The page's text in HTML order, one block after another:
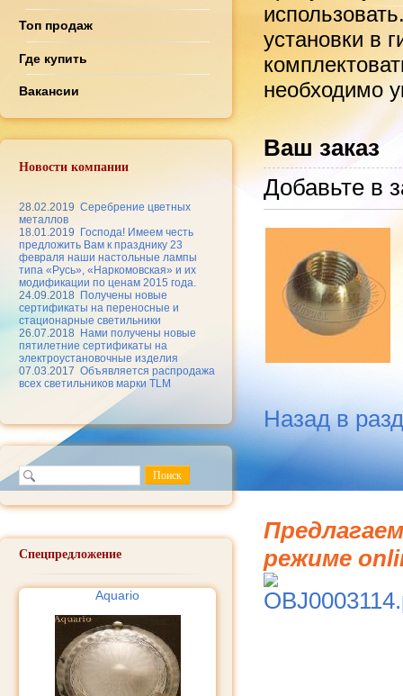
Топ продаж
Где купить
Вакансии
Новости компании
28.02.2019 Серебрение цветных
металлов
18.01.2019
Господа! Имеем честь
предложить Вам к празднику 23
февраля наши настольные лампы
типа «Русь», «Наркомовская» и их
модификации по ценам 2015 года.
24.09.2018
Получены новые
сертификаты на переносные и
стационарные светильники
26.07.2018
Нами получены новые
пятилетние сертификаты на
электроустановочные изделия
07.03.2017 Объявляется распродажа
всех светильников марки TLM
Спецпредложение
Aquario
установки в
необходимо
Ваш заказ
Добавьте в
Назад в
режиме